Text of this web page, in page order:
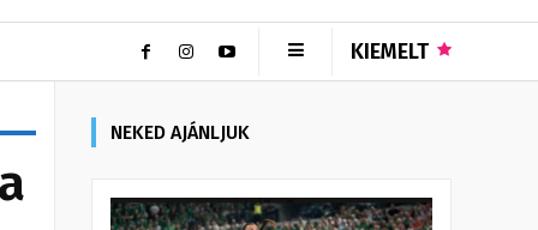
KIEMELT
NEKED AJÁNLJUK